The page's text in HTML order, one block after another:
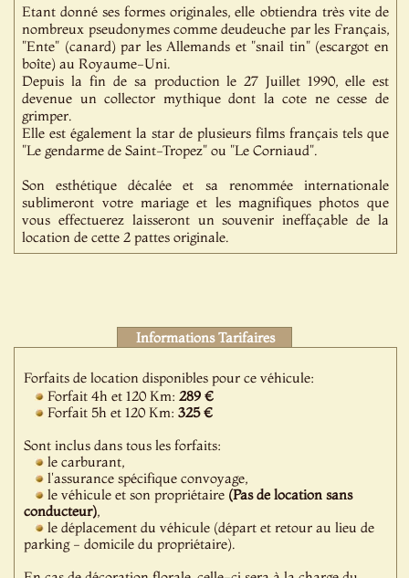
Etant donné ses formes originales, elle obtiendra très vite de
nombreux pseudonymes comme deudeuche par les Français,
"Ente" (canard) par les Allemands et "snail tin" (escargot en
boîte) au Royaume-Uni.
Depuis la fin de sa production le 27 Juillet 1990, elle est
devenue un collector mythique dont la cote ne cesse de
grimper.
Elle est également la star de plusieurs films français tels que
"Le gendarme de Saint-Tropez" ou "Le Corniaud".
Son esthétique décalée et sa renommée internationale
sublimeront votre mariage et les magnifiques photos que
vous effectuerez laisseront un souvenir ineffaçable de la
location de cette 2 pattes originale.
Informations Tarifaires
Forfaits de location disponibles pour ce véhicule:
Forfait 4h et 120 Km:289 €
Forfait 5h et 120 Km:325 €
Sont inclus dans tous les forfaits:
le carburant,
l'assurance spécifique convoyage,
le véhicule et son propriétaire (Pas de location sans
conducteur),
le déplacement du véhicule (départ et retour au lieu de
parking - domicile du propriétaire).